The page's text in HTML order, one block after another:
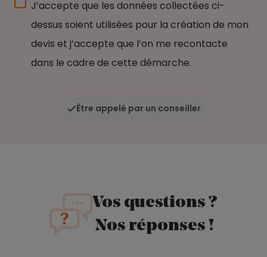
J’accepte que les données collectées ci-
dessus soient utilisées pour la création de mon
devis et j’accepte que l’on me recontacte
dans le cadre de cette démarche.
Être appelé par un conseiller
Vos questions ?
Nos réponses !